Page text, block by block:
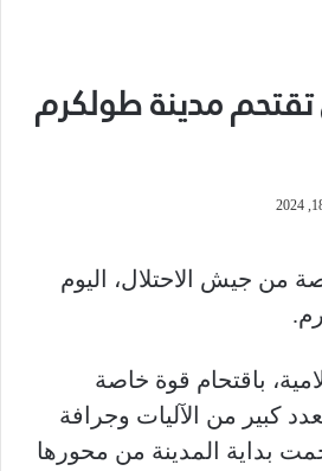
تقتحم مدينة طولكرم
من جيش الاحتلال، اليوم
باقتحام قوة خاصة
كبير من الآليات وجرافة
بداية المدينة من محورها